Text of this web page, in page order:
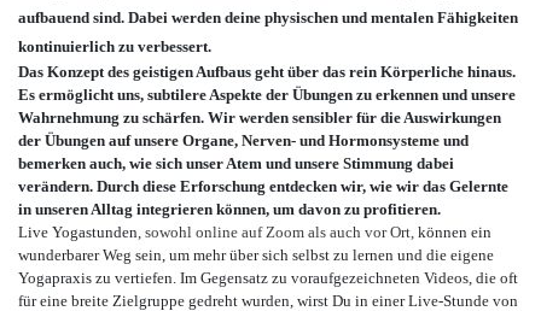
aufbauend sind. Dabei werden deine physischen und mentalen Fähigkeiten
kontinuierlich zu verbessert.
Das Konzept des geistigen Aufbaus geht über das rein Körperliche hinaus.
Es ermöglicht uns, subtilere Aspekte der Übungen zu erkennen und unsere
Wahrnehmung zu schärfen. Wir werden sensibler für die Auswirkungen
der Übungen auf unsere Organe, Nerven- und Hormonsysteme und
bemerken auch, wie sich unser Atem und unsere Stimmung dabei
verändern. Durch diese Erforschung entdecken wir, wie wir das Gelernte
in unseren Alltag integrieren können, um davon zu profitieren.
Live Yogastunden, sowohl online auf Zoom als auch vor Ort, können ein
wunderbarer Weg sein, um mehr über sich selbst zu lernen und die eigene
Yogapraxis zu vertiefen. Im Gegensatz zu voraufgezeichneten Videos, die oft
für eine breite Zielgruppe gedreht wurden, wirst Du in einer Live-Stunde von